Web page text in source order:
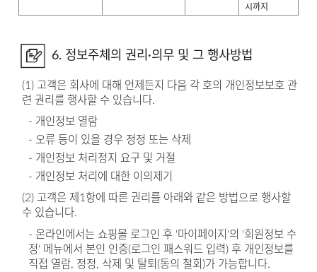
시까지
6. 정보주체의 권리·의무 및 그 행사방법
(1) 고객은 회사에 대해 언제든지 다음 각 호의 개인정보보호 관
련 권리를 행사할 수 있습니다.
- 개인정보 열람
- 오류 등이 있을 경우 정정 또는 삭제
- 개인정보 처리정지 요구 및 거절
- 개인정보 처리에 대한 이의제기
(2) 고객은 제1항에 따른 권리를 아래와 같은 방법으로 행사할
수 있습니다.
- 온라인에서는 쇼핑몰 로그인 후 '마이페이지'의 '회원정보 수
정' 메뉴에서 본인 인증(로그인 패스워드 입력) 후 개인정보를
직접 열람, 정정, 삭제 및 탈퇴(동의 철회)가 가능합니다.